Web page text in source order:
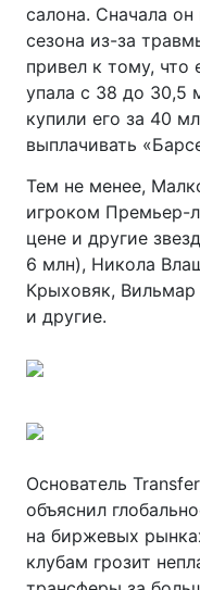
салона. Сначала
сезона из-за
привел к тому, что
упала с 38 до 30,5
купили его за 40
выплачивать
Тем не менее,
игроком Премьер-
цене и другие
6 млн), Никола
Крыховяк,
и другие.
Основатель
объяснил
на биржевых
клубам грозит